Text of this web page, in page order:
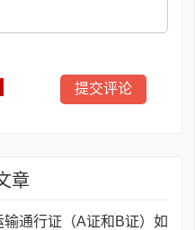
章
通行证（A证和B证）如